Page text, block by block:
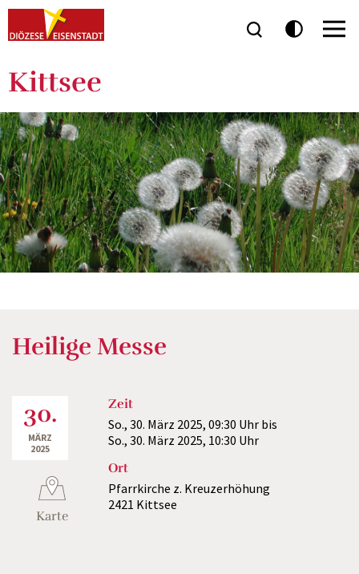
Kittsee
Heilige Messe
30.
MÄRZ
2025
Karte
Zeit
So., 30. März 2025, 09:30 Uhr bis
So., 30. März 2025, 10:30 Uhr
Ort
Pfarrkirche z. Kreuzerhöhung
2421 Kittsee